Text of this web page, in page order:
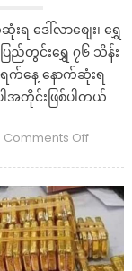
ဒေါ်လာစျေး၊ ရွှေ
ပြည်တွင်းရွှေ ၇၆ သိန်း
က်နေ့ နောက်ဆုံးရ
ါအတိုင်းဖြစ်ပါတယ်
Comments Offon
(၂၆)
ရက်
တနင်္လာ
ည